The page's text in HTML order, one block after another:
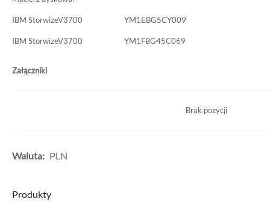
IBM StorwizeV3700 YM1EBG5CY009
IBM StorwizeV3700 YM1FBG45C069
Załączniki
Brak pozycji
Waluta: PLN
Produkty